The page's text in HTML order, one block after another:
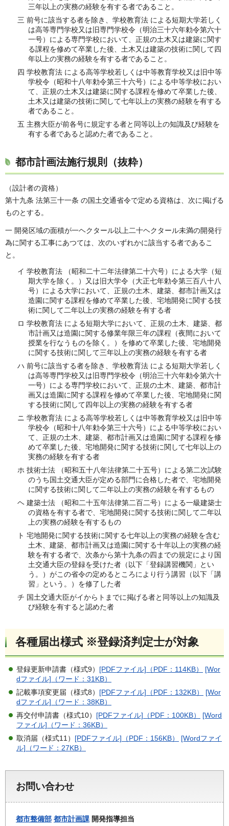
三年以上の実務の経験を有する者であること。
三 前号に該当する者を除き、学校教育法 による短期大学若しく
は高等専門学校又は旧専門学校令（明治三十六年勅令第六十
一号）による専門学校において、正規の土木又は建築に関す
る課程を修めて卒業した後、土木又は建築の技術に関して四
年以上の実務の経験を有する者であること。
四 学校教育法 による高等学校若しくは中等教育学校又は旧中等
学校令（昭和十八年勅令第三十六号）による中等学校におい
て、正規の土木又は建築に関する課程を修めて卒業した後、
土木又は建築の技術に関して七年以上の実務の経験を有する
者であること。
五 主務大臣が前各号に規定する者と同等以上の知識及び経験を
有する者であると認めた者であること。
都市計画法施行規則（抜粋）
（設計者の資格）
第十九条 法第三十一条 の国土交通省令で定める資格は、次に掲げる
ものとする。
一 開発区域の面積が一ヘクタール以上二十ヘクタール未満の開発行
為に関する工事にあつては、次のいずれかに該当する者であるこ
と。
イ 学校教育法 （昭和二十二年法律第二十六号）による大学（短
期大学を除く。）又は旧大学令（大正七年勅令第三百八十八
号）による大学において、正規の土木、建築、都市計画又は
造園に関する課程を修めて卒業した後、宅地開発に関する技
術に関して二年以上の実務の経験を有する者
ロ 学校教育法 による短期大学において、正規の土木、建築、都
市計画又は造園に関する修業年限三年の課程（夜間において
授業を行なうものを除く。）を修めて卒業した後、宅地開発
に関する技術に関して三年以上の実務の経験を有する者
ハ 前号に該当する者を除き、学校教育法 による短期大学若しく
は高等専門学校又は旧専門学校令（明治三十六年勅令第六十
一号）による専門学校において、正規の土木、建築、都市計
画又は造園に関する課程を修めて卒業した後、宅地開発に関
する技術に関して四年以上の実務の経験を有する者
ニ 学校教育法 による高等学校若しくは中等教育学校又は旧中等
学校令（昭和十八年勅令第三十六号）による中等学校におい
て、正規の土木、建築、都市計画又は造園に関する課程を修
めて卒業した後、宅地開発に関する技術に関して七年以上の
実務の経験を有する者
ホ 技術士法 （昭和五十八年法律第二十五号）による第二次試験
のうち国土交通大臣が定める部門に合格した者で、宅地開発
に関する技術に関して二年以上の実務の経験を有するもの
ヘ 建築士法 （昭和二十五年法律第二百二号）による一級建築士
の資格を有する者で、宅地開発に関する技術に関して二年以
上の実務の経験を有するもの
ト 宅地開発に関する技術に関する七年以上の実務の経験を含む
土木、建築、都市計画又は造園に関する十年以上の実務の経
験を有する者で、次条から第十九条の四までの規定により国
土交通大臣の登録を受けた者（以下「登録講習機関」とい
う。）がこの省令の定めるところにより行う講習（以下「講
習」という。）を修了した者
チ 国土交通大臣がイからトまでに掲げる者と同等以上の知識及
び経験を有すると認めた者
各種届出様式 ※登録済判定士が対象
登録更新申請書（様式9） [PDFファイル]（PDF：114KB）
[Wor
dファイル]（ワード：31KB）
記載事項変更届（様式8） [PDFファイル]（PDF：132KB）
[Wor
dファイル]（ワード：38KB）
再交付申請書（様式10） [PDFファイル]（PDF：100KB）
[Word
ファイル]（ワード：36KB）
取消届（様式11） [PDFファイル]（PDF：156KB）
[Wordファイ
ル]（ワード：27KB）
お問い合わせ
都市整備部 都市計画課 開発指導担当